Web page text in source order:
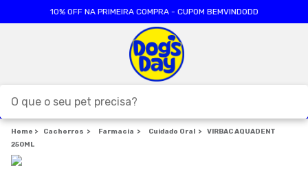
10% OFF NA PRIMEIRA COMPRA - CUPOM BEMVINDODD
Cachorros Farmacia Cuidado Oral
VIRBAC AQUADENT
250ML
TERMOS MAIS BUSCADOS